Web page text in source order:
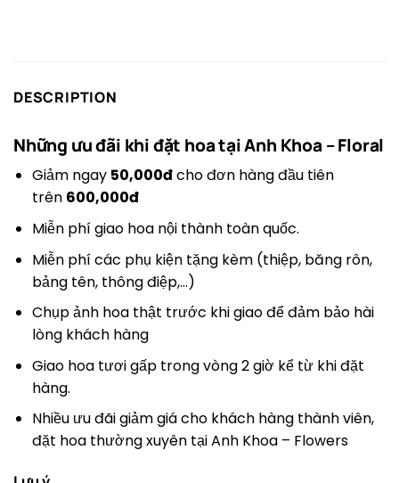
DESCRIPTION
Những ưu đãi khi đặt hoa tạiAnh Khoa – Floral
Giảm ngay 50,000đcho đơn hàng đầu tiên
trên 600,000đ
Miễn phí giao hoa nội thành toàn quốc.
Miễn phí các phụ kiện tặng kèm (thiệp, băng rôn,
bảng tên, thông điệp,…)
Chụp ảnh hoa thật trước khi giao để đảm bảo hài
lòng khách hàng
Giao hoa tươi gấp trong vòng 2 giờ kể từ khi đặt
hàng.
Nhiều ưu đãi giảm giá cho khách hàng thành viên,
đặt hoa thường xuyên tại Anh Khoa – Flowers